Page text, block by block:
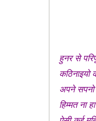
हुनर से
कठिनाइयो
अपने सपनो
हिम्मत ना